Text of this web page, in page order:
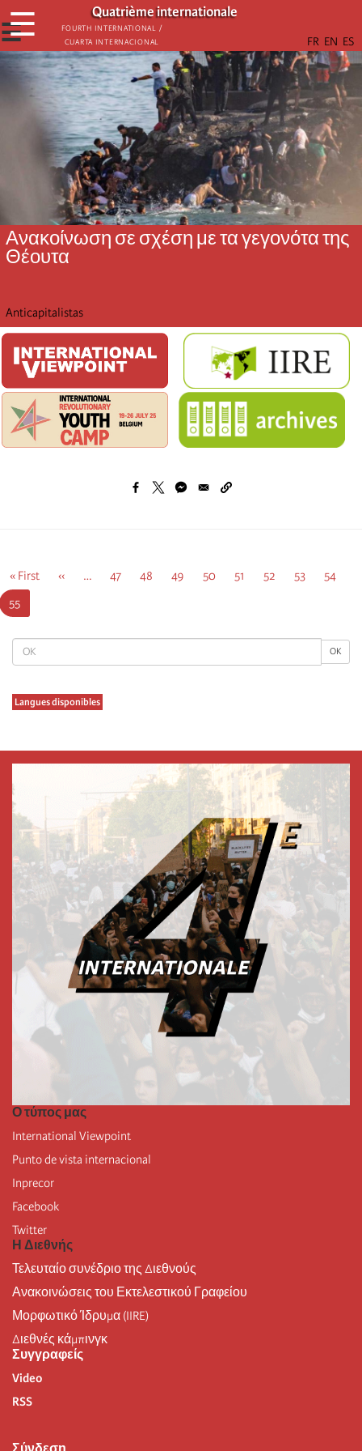
Παράκαμψη
προς
το
κυρίως
περιεχόμενο
Quatrième internationale
Fourth International /
Cuarta Internacional
☰
☰
OK OK
Langues disponibles
Ανακοίνωση σε σχέση με τα γεγονότα της
Θέουτα
Anticapitalistas
Πρώτη
σελίδα
« First
Προηγούμενη
‹‹ … Σελίδα
47 Σελίδα
48 Σελίδα
49 Σελίδα
50 Σελίδα
51 Σελίδα
52 Σελίδα
53 Σελίδα
54
Τρέχουσα
σελίδα
55
Ο τύπος μας
International Viewpoint
Punto de vista internacional
Inprecor
Facebook
Twitter
Η Διεθνής
Τελευταίο συνέδριο της Διεθνούς
Ανακοινώσεις του Εκτελεστικού Γραφείου
Μορφωτικό Ίδρυμα (IIRE)
Διεθνές κάμπινγκ
Συγγραφείς
Video
RSS